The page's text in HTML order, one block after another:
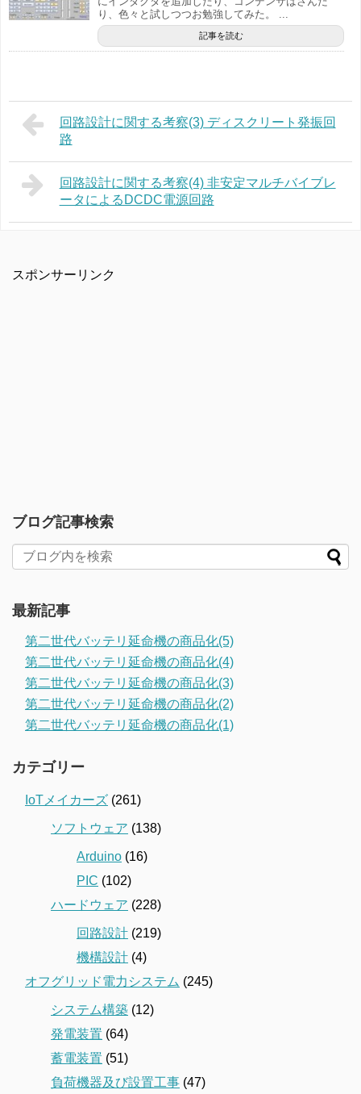
り、色々と試しつつお勉強してみた。 ...
記事を読む
回路設計に関する考察(3) ディスクリート発振回
路
回路設計に関する考察(4) 非安定マルチバイブレ
ータによるDCDC電源回路
スポンサーリンク
ブログ記事検索
最新記事
第二世代バッテリ延命機の商品化(5)
第二世代バッテリ延命機の商品化(4)
第二世代バッテリ延命機の商品化(3)
第二世代バッテリ延命機の商品化(2)
第二世代バッテリ延命機の商品化(1)
カテゴリー
IoTメイカーズ (261)
ソフトウェア (138)
Arduino (16)
PIC (102)
ハードウェア (228)
回路設計 (219)
機構設計 (4)
オフグリッド電力システム (245)
システム構築 (12)
発電装置 (64)
蓄電装置 (51)
負荷機器及び設置工事 (47)